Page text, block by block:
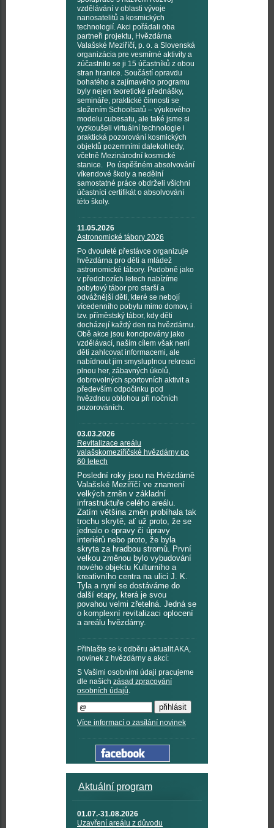
vzdělávání v oblasti vývoje
nanosatelitů a kosmických
technologií. Akci pořádali oba
partneři projektu, Hvězdárna
Valašské Meziříčí, p. o. a Slovenská
organizácia pre vesmírné aktivity a
zúčastnilo se ji 15 účastníků z obou
stran hranice. Součástí opravdu
bohatého a zajímavého programu
byly nejen teoretické přednášky,
semináře, praktické činnosti se
složením Schoolsatů – výukového
modelu cubesatu, ale také jsme si
vyzkoušeli virtuální technologie i
praktická pozorování kosmických
objektů pozemními dalekohledy,
včetně Mezinárodní kosmické
stanice. Po úspěšném absolvování
víkendové školy a nedělní
samostatné práce obdrželi všichni
účastníci certifikát o absolvování
této školy.
11.05.2026
Astronomické tábory 2026
Po dvouleté přestávce organizuje
hvězdárna pro děti a mládež
astronomické tábory. Podobně jako
v předchozích letech nabízíme
pobytový tábor pro starší a
odvážnější děti, které se nebojí
vícedenního pobytu mimo domov, i
tzv. příměstský tábor, kdy děti
docházejí každý den na hvězdárnu.
Obě akce jsou koncipovány jako
vzdělávací, naším cílem však není
děti zahlcovat informacemi, ale
nabídnout jim smysluplnou rekreaci
plnou her, zábavných úkolů,
dobrovolných sportovních aktivit a
především odpočinku pod
hvězdnou oblohou při nočních
pozorováních.
03.03.2026
Revitalizace areálu
valašskomeziříčské hvězdárny po
60 letech
Poslední roky jsou na Hvězdárně
Valašské Meziříčí ve znamení
velkých změn v základní
infrastruktuře celého areálu.
Zatím většina změn probíhala tak
trochu skrytě, ať už proto, že se
jednalo o opravy či úpravy
interiérů nebo proto, že byla
skryta za hradbou stromů. První
velkou změnou bylo vybudování
nového objektu Kulturního a
kreativního centra na ulici J. K.
Tyla a nyní se dostáváme do
další etapy, která je svou
povahou velmi zřetelná. Jedná se
o komplexní revitalizaci oplocení
a areálu hvězdárny.
Přihlašte se k odběru aktualit AKA,
novinek z hvězdárny a akcí:
S Vašimi osobními údaji pracujeme
dle našich zásad zpracování
osobních údajů.
Více informací o zasílání novinek
Aktuální program
01.07.-31.08.2026
Uzavření areálu z důvodu